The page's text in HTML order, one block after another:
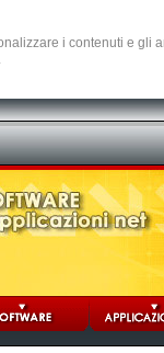
i contenuti e gli